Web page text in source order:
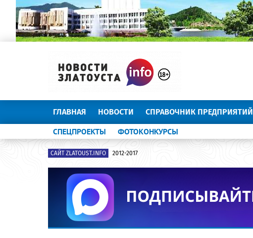
ГЛАВНАЯ НОВОСТИ СПРАВОЧНИК ПРЕДПРИЯТИЙ
СПЕЦПРОЕКТЫ ФОТОКОНКУРСЫ
САЙТ ZLATOUST.INFO 2012-2017